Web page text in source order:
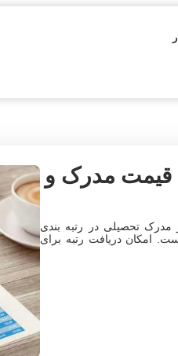
| قیمت مدرک و
در رتبه بندی شرکت | قیمت مدرک و شرایط 1405 امتیاز مدرک تحصیلی در رتبه‌ بندی
امکان دریافت رتبه برای